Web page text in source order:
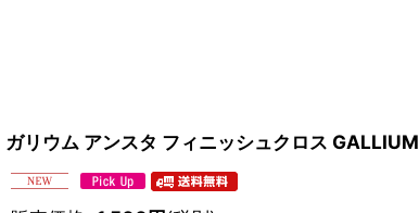
ガリウム アンスタ フィニッシュクロス GALLIUM